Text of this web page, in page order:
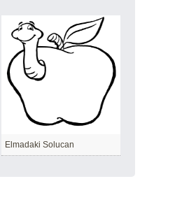
Elmadaki Solucan